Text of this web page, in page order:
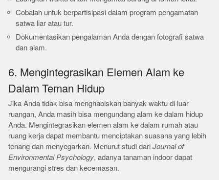
Cobalah untuk berpartisipasi dalam program pengamatan
satwa liar atau tur.
Dokumentasikan pengalaman Anda dengan fotografi satwa
dan alam.
6. Mengintegrasikan Elemen Alam ke
Dalam Teman Hidup
Jika Anda tidak bisa menghabiskan banyak waktu di luar
ruangan, Anda masih bisa mengundang alam ke dalam hidup
Anda. Mengintegrasikan elemen alam ke dalam rumah atau
ruang kerja dapat membantu menciptakan suasana yang lebih
tenang dan menyegarkan. Menurut studi dariJournal of
Environmental Psychology, adanya tanaman indoor dapat
mengurangi stres dan kecemasan.